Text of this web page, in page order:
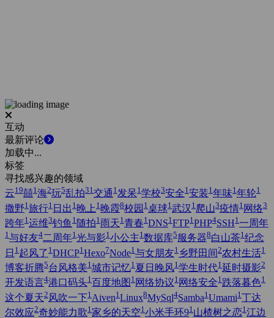
互动
最新评论
加载中...
标签
寻找感兴趣的领域
云19囍1海2玩5乱拍31交通 1发呆1学校3安全1安装1年味1年轮1
撒野1 旅行1 日出 1 晚上 1 晚霞8校园 1 桌球1 武汉 1 爬山3疫情1 网络3
跨年1 运维3钓鱼 1 随拍1 雨天1 青春1 DNS1 FTP1 PHP4SSH1 一周年
1 与好友4二周年1 光与影1 小公主1 数据库5 服务器8白山茶1 纪念
日 1 起风了 1 DHCP1 Hexo7Node1 与女朋友1 乡野田间 2农村生活1
博客折腾5台风格美1 城市记忆1 夏日晚风1 学生时代1 延时摄影2
开发语言4港口码头1 百度地图 1 网络协议1 网络安全1 跌落暮色1
这个夏天2 风吹一下1 Aiven1 Linux8MySql4Samba1 Umami1 丁达
尔效应2奇妙能力歌1 家乡的天空1 小米手环91 山楂树之恋1 江边